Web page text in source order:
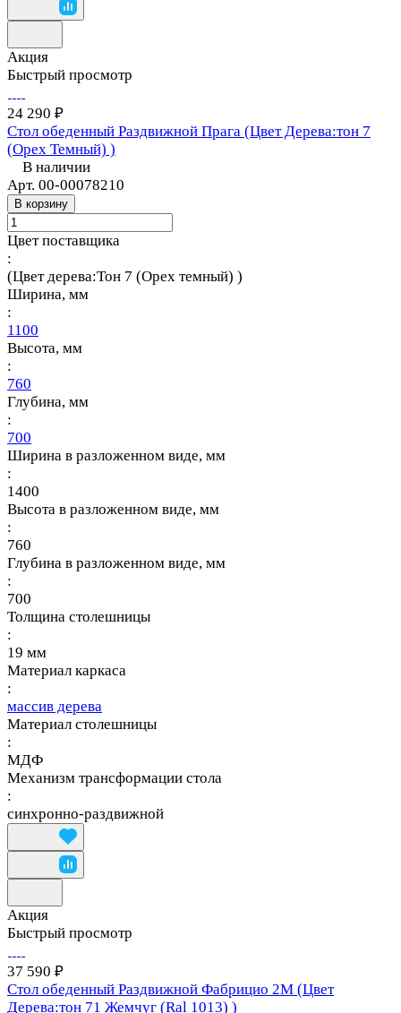
Акция
Быстрый просмотр
24 290 ₽
Стол обеденный Раздвижной Прага (Цвет Дерева:тон 7
(Орех Темный) )
В наличии
Арт. 00-00078210
В корзину
Цвет поставщика
:
(Цвет дерева:Тон 7 (Орех темный) )
Ширина, мм
:
1100
Высота, мм
:
760
Глубина, мм
:
700
Ширина в разложенном виде, мм
:
1400
Высота в разложенном виде, мм
:
760
Глубина в разложенном виде, мм
:
700
Толщина столешницы
:
19 мм
Материал каркаса
:
массив дерева
Материал столешницы
:
МДФ
Механизм трансформации стола
:
синхронно-раздвижной
Акция
Быстрый просмотр
37 590 ₽
Стол обеденный Раздвижной Фабрицио 2М (Цвет
Дерева:тон 71 Жемчуг (Ral 1013) )